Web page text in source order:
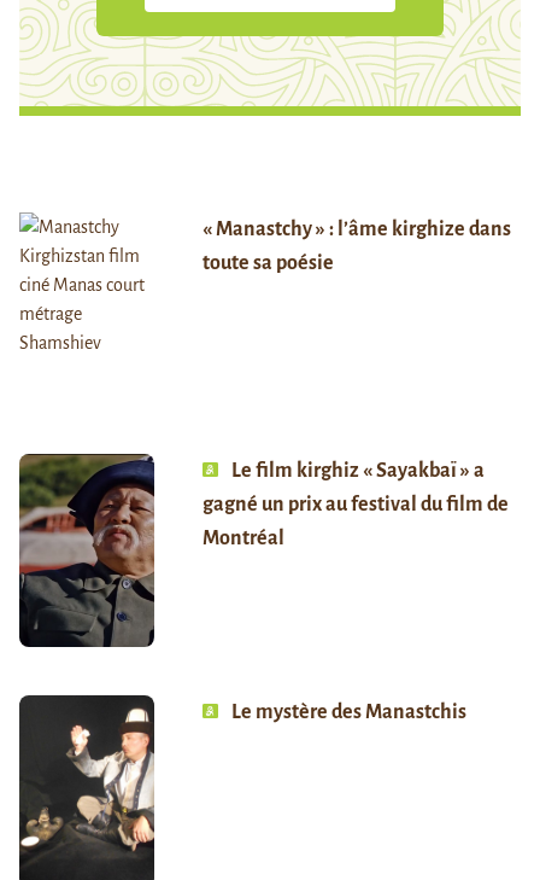
« Manastchy » : l’âme kirghize dans
toute sa poésie
Le film kirghiz « Sayakbaï » a
gagné un prix au festival du film de
Montréal
Le mystère des Manastchis